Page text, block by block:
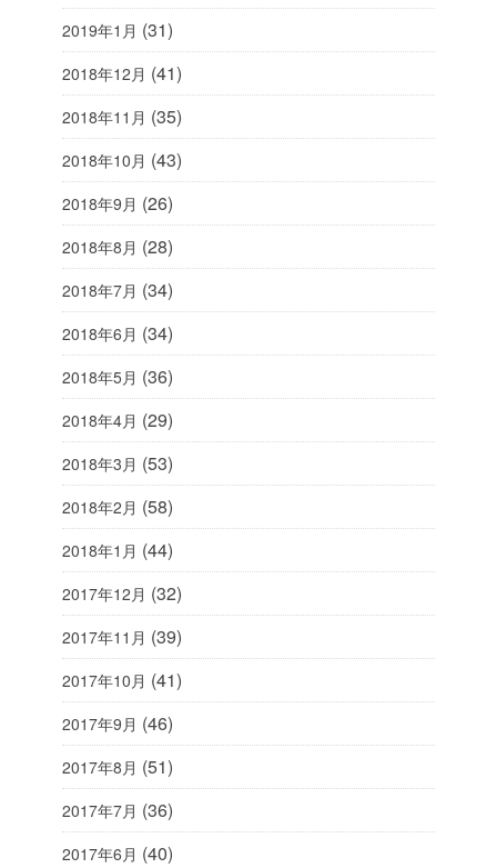
2019年1月 (31)
2018年12月 (41)
2018年11月 (35)
2018年10月 (43)
2018年9月 (26)
2018年8月 (28)
2018年7月 (34)
2018年6月 (34)
2018年5月 (36)
2018年4月 (29)
2018年3月 (53)
2018年2月 (58)
2018年1月 (44)
2017年12月 (32)
2017年11月 (39)
2017年10月 (41)
2017年9月 (46)
2017年8月 (51)
2017年7月 (36)
2017年6月 (40)